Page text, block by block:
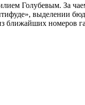
Голубевым. За
выделении
ближайших номеров